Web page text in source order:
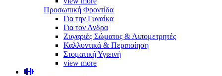
Προσωπική Φροντίδα
Για την Γυναίκα
Για τον Άνδρα
Ζυγαριές Σώματος & Λιπομετρητές
Καλλυντικά & Περιποίηση
Στοματική Υγιεινή
view more